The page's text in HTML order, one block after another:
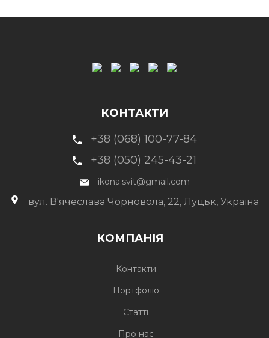
КОМПАНІЯ
Контакти
Портфоліо
Статті
Про нас
КОНТАКТИ
+38 (068) 100-77-84
+38 (050) 245-43-21
ikona.svit@gmail.com
вул. В'ячеслава Чорновола, 22, Луцьк, Україна